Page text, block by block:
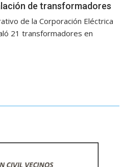
de transformadores
de la Corporación Eléctrica
21 transformadores en